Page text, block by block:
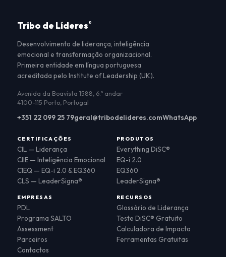
Tribo de Líderes®
Desenvolvimento de liderança, inteligência
emocional e transformação organizacional.
Primeira entidade em língua portuguesa
acreditada pelo Institute of Leadership (UK).
Avenida da Boavista 1588, 6.º andar
4100-115 Porto, Portugal
+351 22 099 25 79geral@tribodelideres.comWhatsApp
CERTIFICAÇÕES
CIL — Liderança
CIIE — Inteligência Emocional
CIEQ — EQ-i 2.0 & EQ360
CLS — LeaderSigna®
PRODUTOS
Everything DiSC®
EQ-i 2.0
EQ360
LeaderSigna®
EMPRESAS
PDL
Programa SALTO
Assessment
Parceiros
Contactos
RECURSOS
Glossário de Liderança
Teste DiSC® Gratuito
Calculadora de Impacto
Ferramentas Gratuitas